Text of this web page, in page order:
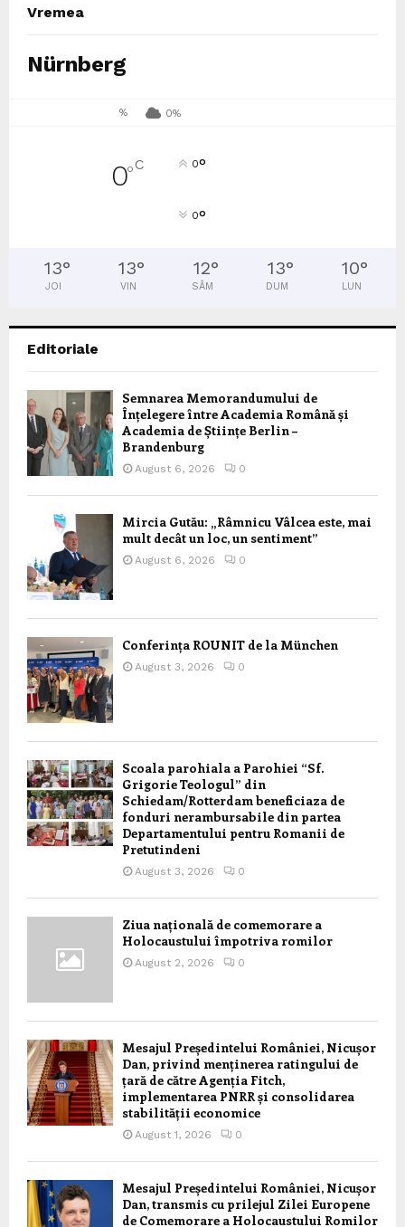
Vremea
Nürnberg
% 0%
0°C 0°
0°
13°
JOI
13°
VIN
12°
SÂM
13°
DUM
10°
LUN
Editoriale
Semnarea Memorandumului de
Înțelegere între Academia Română și
Academia de Științe Berlin –
Brandenburg
August 6, 2026 0
Mircia Gutău: „Râmnicu Vâlcea este, mai
mult decât un loc, un sentiment”
August 6, 2026 0
Conferința ROUNIT de la München
August 3, 2026 0
Scoala parohiala a Parohiei “Sf.
Grigorie Teologul” din
Schiedam/Rotterdam beneficiaza de
fonduri nerambursabile din partea
Departamentului pentru Romanii de
Pretutindeni
August 3, 2026 0
Ziua națională de comemorare a
Holocaustului împotriva romilor
August 2, 2026 0
Mesajul Președintelui României, Nicușor
Dan, privind menținerea ratingului de
țară de către Agenția Fitch,
implementarea PNRR și consolidarea
stabilității economice
August 1, 2026 0
Mesajul Președintelui României, Nicușor
Dan, transmis cu prilejul Zilei Europene
de Comemorare a Holocaustului Romilor